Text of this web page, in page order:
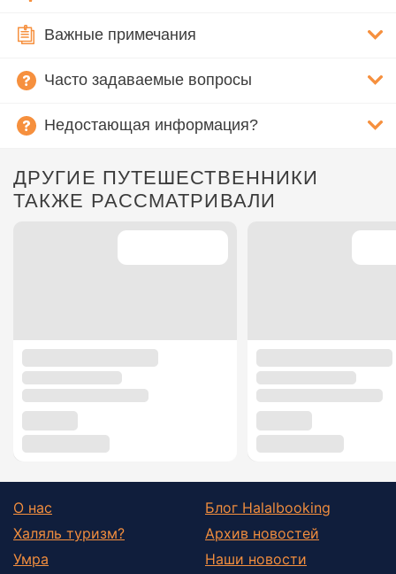
Важные примечания
Часто задаваемые вопросы
Недостающая информация?
ДРУГИЕ ПУТЕШЕСТВЕННИКИ
ТАКЖЕ РАССМАТРИВАЛИ
О нас
Халяль туризм?
Умра
Блог Halalbooking
Архив новостей
Наши новости